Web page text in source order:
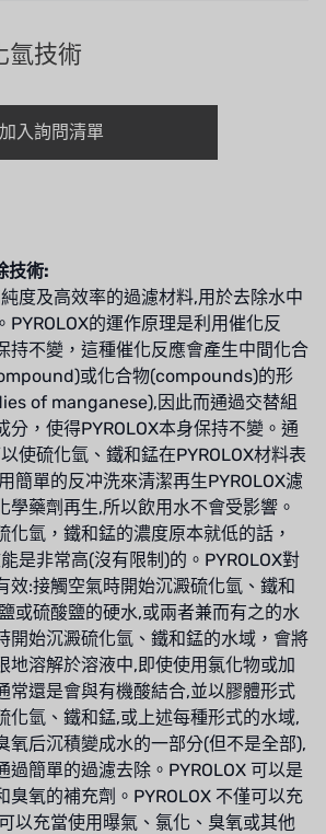
氫技術
加入詢問清單
技術:
度及高效率的過濾材料,用於去除水中
PYROLOX的運作原理是利用催化反
持不變，這種催化反應會產生中間化合
或化合物(compounds)的形
of manganese),因此而通過交替組
分，使得PYROLOX本身保持不變。通
使硫化氫、鐵和錳在PYROLOX材料表
簡單的反冲洗來清潔再生PYROLOX濾
學藥劑再生,所以飲用水不會受影響。
化氫，鐵和錳的濃度原本就低的話，
是非常高(沒有限制)的。PYROLOX對
效:接觸空氣時開始沉澱硫化氫、鐵和
或硫酸鹽的硬水,或兩者兼而有之的水
開始沉澱硫化氫、鐵和錳的水域，會將
地溶解於溶液中,即使使用氯化物或加
常還是會與有機酸結合,並以膠體形式
化氫、鐵和錳,或上述每種形式的水域,
氧后沉積變成水的一部分(但不是全部),
過簡單的過濾去除。PYROLOX 可以是
臭氧的補充劑。PYROLOX 不僅可以充
以充當使用曝氣、氯化、臭氧或其他